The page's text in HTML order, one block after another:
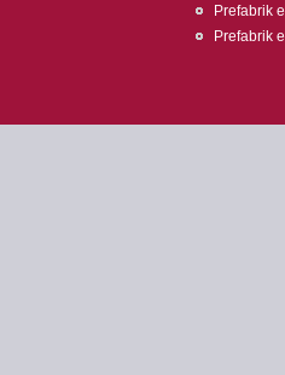
Prefabrik
Prefabrik